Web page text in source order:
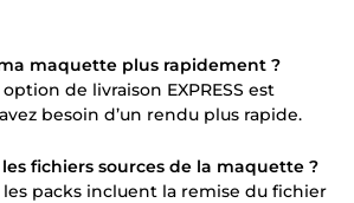
maquette plus rapidement ?
de livraison EXPRESS est
besoin d’un rendu plus rapide.
les fichiers sources de la maquette ?
les packs incluent la remise du fichier